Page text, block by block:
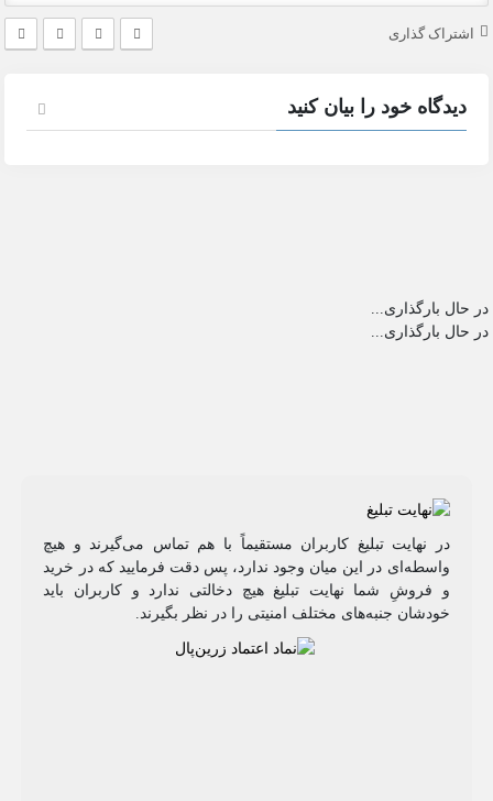
اشتراک گذاری
دیدگاه خود را بیان کنید
در حال بارگذاری...
در حال بارگذاری...
در نهایت تبلیغ کاربران مستقیماً با هم تماس می‌گیرند و هیچ
واسطه‌ای در این میان وجود ندارد، پس دقت فرمایید که در خرید
و فروشِ شما نهایت تبلیغ هیچ دخالتی ندارد و کاربران باید
خودشان جنبه‌های مختلف امنیتی را در نظر بگیرند.